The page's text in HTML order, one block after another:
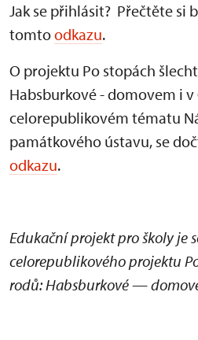
Jak se přihlásit? Přečtěte si
tomtoodkazu.
O projektu Po stopách
Habsburkové - domovem i v
celorepublikovém tématu
památkového ústavu, se
odkazu.
Edukační projekt pro školy je
celorepublikového projektu
rodů: Habsburkové —